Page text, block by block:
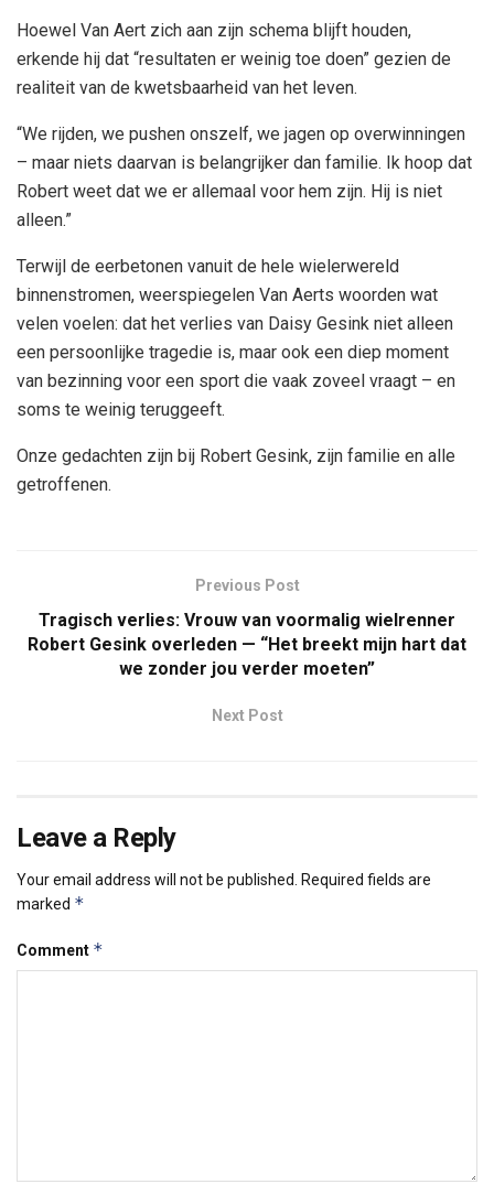
Hoewel Van Aert zich aan zijn schema blijft houden,
erkende hij dat “resultaten er weinig toe doen” gezien de
realiteit van de kwetsbaarheid van het leven.
“We rijden, we pushen onszelf, we jagen op overwinningen
– maar niets daarvan is belangrijker dan familie. Ik hoop dat
Robert weet dat we er allemaal voor hem zijn. Hij is niet
alleen.”
Terwijl de eerbetonen vanuit de hele wielerwereld
binnenstromen, weerspiegelen Van Aerts woorden wat
velen voelen: dat het verlies van Daisy Gesink niet alleen
een persoonlijke tragedie is, maar ook een diep moment
van bezinning voor een sport die vaak zoveel vraagt ​​– en
soms te weinig teruggeeft.
Onze gedachten zijn bij Robert Gesink, zijn familie en alle
getroffenen.
Previous Post
Tragisch verlies: Vrouw van voormalig wielrenner
Robert Gesink overleden — “Het breekt mijn hart dat
we zonder jou verder moeten”
Next Post
Leave a Reply
Your email address will not be published. Required fields are
marked *
Comment *